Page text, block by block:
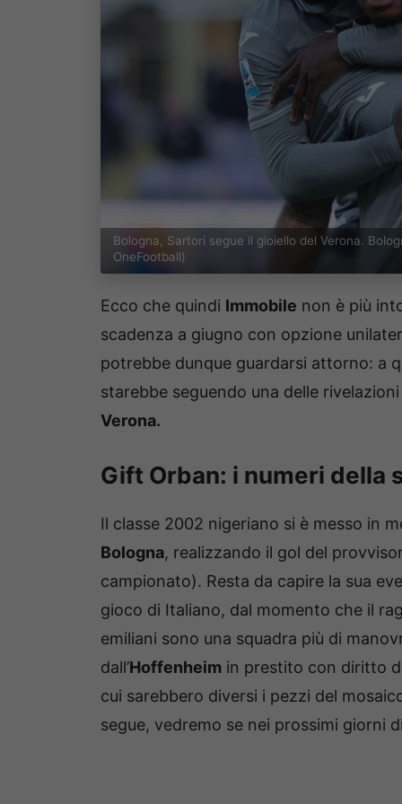
Bologna, Sartori segue il gioiello del Verona.
OneFootball)
Ecco che quindi Immobile non è più
scadenza a giugno con opzione
potrebbe dunque guardarsi attorno: a
starebbe seguendo una delle
Verona.
Gift Orban: i numeri della
Il classe 2002 nigeriano si è messo in
Bologna, realizzando il gol del
campionato). Resta da capire la sua
gioco di Italiano, dal momento che il
emiliani sono una squadra più di
dall’Hoffenheim in prestito con diritto
cui sarebbero diversi i pezzi del
segue, vedremo se nei prossimi giorni